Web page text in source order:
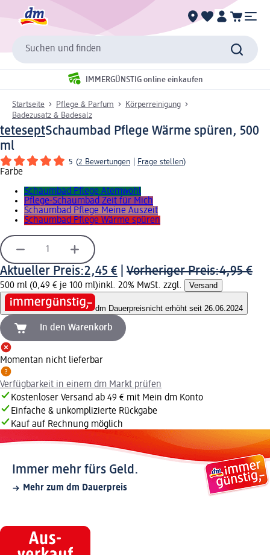
Suchen und finden
IMMERGÜNSTIG online einkaufen
Startseite Pflege & Parfum
Körperreinigung
Badezusatz & Badesalz
teteseptSchaumbad Pflege Wärme spüren, 500
ml
5 (2 Bewertungen Frage stellen)
Farbe
Schaumbad Pflege Atemwohl
Pflege-Schaumbad Zeit für Mich
Schaumbad Pflege Meine Auszeit
Schaumbad Pflege Wärme spüren
Aktueller Preis:2,45 € Vorheriger Preis:4,95 €
500 ml (0,49 € je 100 ml)inkl. 20% MwSt. zzgl. Versand
dm Dauerpreisnicht erhöht seit 26.06.2024
In den Warenkorb
Momentan nicht lieferbar
Verfügbarkeit in einem dm Markt prüfen
Kostenloser Versand ab 49 € mit Mein dm Konto
Einfache & unkomplizierte Rückgabe
Kauf auf Rechnung möglich
Immer mehr fürs Geld.
Mehr zum dm Dauerpreis